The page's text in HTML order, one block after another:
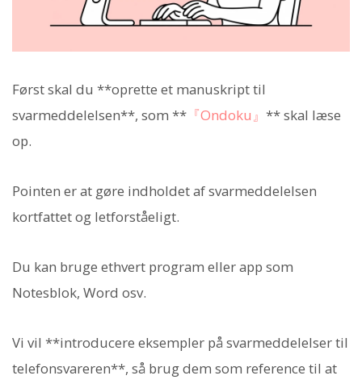
Først skal du **oprette et manuskript til
svarmeddelelsen**, som ** 『Ondoku』 ** skal læse
op.
Pointen er at gøre indholdet af svarmeddelelsen
kortfattet og letforståeligt.
Du kan bruge ethvert program eller app som
Notesblok, Word osv.
Vi vil **introducere eksempler på svarmeddelelser til
telefonsvareren**, så brug dem som reference til at